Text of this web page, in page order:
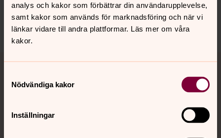
analys och kakor som förbättrar din användarupplevelse,
samt kakor som används för marknadsföring och när vi
länkar vidare till andra plattformar. Läs mer om våra
kakor.
Nödvändiga kakor
Inställningar
Dela